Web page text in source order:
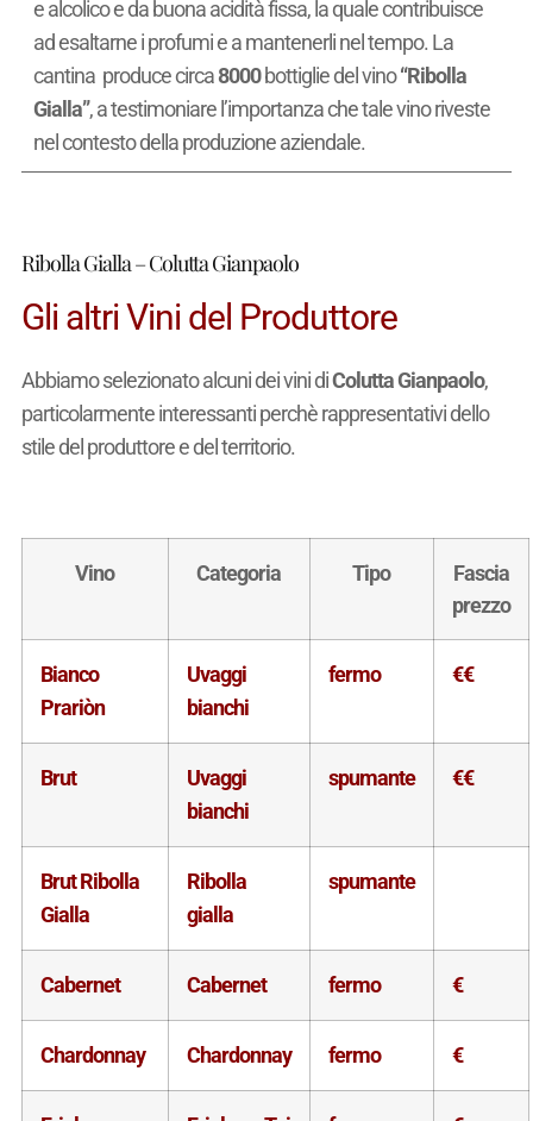
e alcolico e da buona acidità fissa, la quale contribuisce
ad esaltarne i profumi e a mantenerli nel tempo. La
cantina produce circa8000bottiglie del vino“Ribolla
Gialla”, a testimoniare l’importanza che tale vino riveste
nel contesto della produzione aziendale.
Ribolla Gialla – Colutta Gianpaolo
Gli altri Vini del Produttore
Abbiamo selezionato alcuni dei vini diColutta Gianpaolo,
particolarmente interessanti perchè rappresentativi dello
stile del produttore e del territorio.
Vino Categoria Tipo
Fascia
prezzo
Bianco
Prariòn
Uvaggi
bianchi
fermo €€
Brut
Uvaggi
bianchi
spumante €€
Brut Ribolla
Gialla
Ribolla
gialla
spumante
Cabernet Cabernet fermo €
Chardonnay Chardonnay fermo €